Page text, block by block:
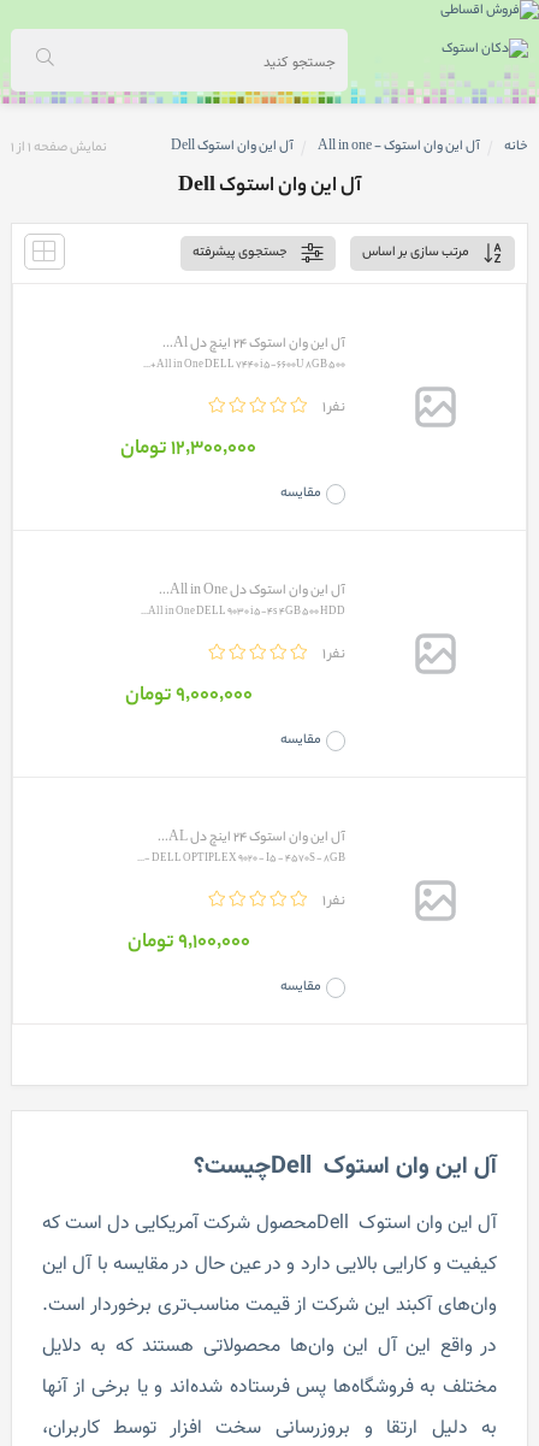
خانه آل این وان استوک - All in one آل این وان استوک Dell نمایش صفحه 1از1
آل این وان استوک Dell
مرتب سازی بر اساس جستجوی پیشرفته
آل این وان استوک 24 اینچ دل Al...
All in One DELL 7440 i5-6600U 8GB 500+...
1 نفر
مقایسه
12٬300٬000 تومان
آل این وان استوک دل All in One...
All in One DELL 9030 i5-4s 4GB 500 HDD...
1 نفر
مقایسه
9٬000٬000 تومان
آل این وان استوک 24 اینچ دل AL...
DELL OPTIPLEX 9020‎ - I5 - 4570S - 8GB -...
1 نفر
مقایسه
9٬100٬000 تومان
آل این وان استوک Dellچیست؟
آل این وان استوک Dellمحصول شرکت آمریکایی دل است که
کیفیت و کارایی بالایی دارد و در عین حال در مقایسه با آل این
وان‌های آکبند این شرکت از قیمت مناسب‌تری برخوردار است.
در واقع این آل این وان‌ها محصولاتی هستند که به دلایل
مختلف به فروشگاه‌ها پس فرستاده شده‌اند و یا برخی از آنها
به دلیل ارتقا و بروزرسانی سخت افزار توسط کاربران،